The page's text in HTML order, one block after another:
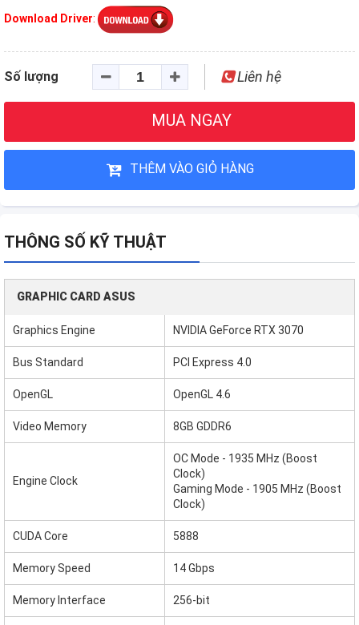
Download Driver:
Số lượng Liên hệ
MUA NGAY
THÊM VÀO GIỎ HÀNG
THÔNG SỐ KỸ THUẬT
GRAPHIC CARD ASUS
Graphics Engine NVIDIA GeForce RTX 3070
Bus Standard PCI Express 4.0
OpenGL OpenGL 4.6
Video Memory 8GB GDDR6
Engine Clock
OC Mode - 1935 MHz (Boost
Clock)
Gaming Mode - 1905 MHz (Boost
Clock)
CUDA Core 5888
Memory Speed 14 Gbps
Memory Interface 256-bit